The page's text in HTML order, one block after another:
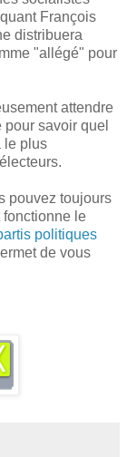
François
distribuera
"allégé" pour
attendre
pour savoir quel
le plus
pouvez toujours
le
politiques
de vous